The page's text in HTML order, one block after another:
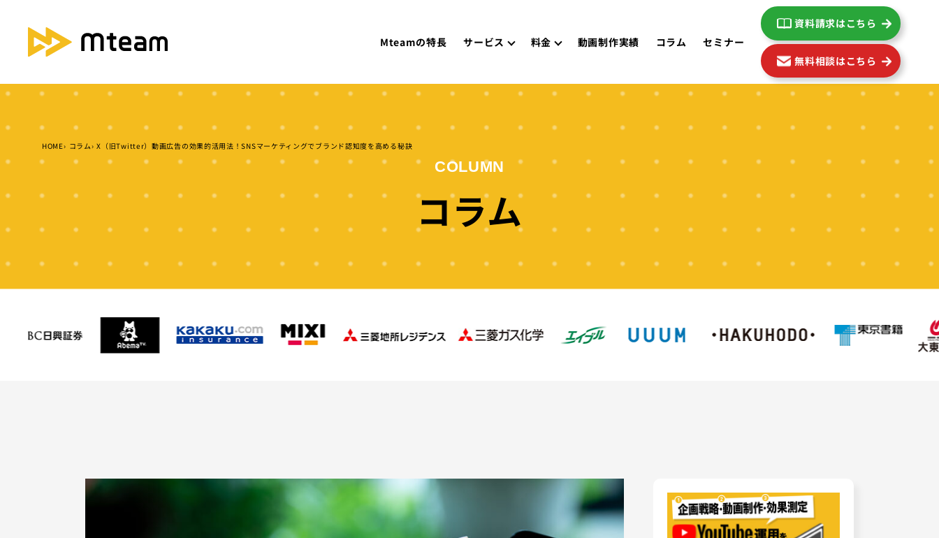
Mteamの特長 サービス 料金 動画制作実績 コラム セミナー
資料請求はこちら
無料相談はこちら
HOME コラム X（旧Twitter）動画広告の効果的活用法！SNSマーケティングでブランド認知度を高める秘訣
COLUMN
コラム